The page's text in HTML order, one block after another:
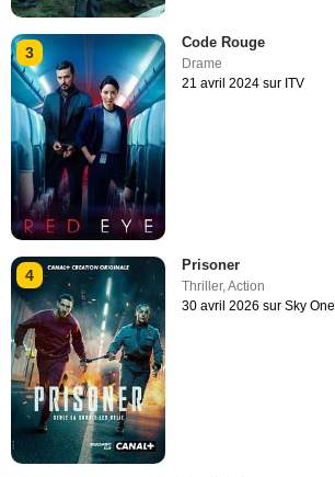
3
Code Rouge
Drame
21 avril 2024 sur ITV
4
Prisoner
Thriller,Action
30 avril 2026 sur Sky One